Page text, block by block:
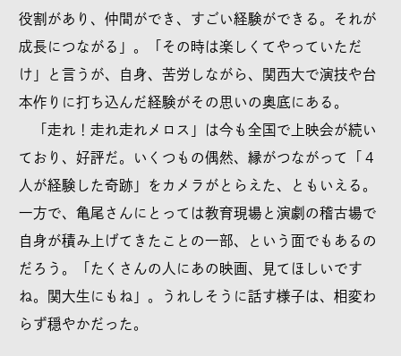
役割があり、仲間ができ、すごい経験ができる。それが
成長につながる」。「その時は楽しくてやっていただ
け」と言うが、自身、苦労しながら、関西大で演技や台
本作りに打ち込んだ経験がその思いの奥底にある。
「走れ！走れ走れメロス」は今も全国で上映会が続い
ており、好評だ。いくつもの偶然、縁がつながって「４
人が経験した奇跡」をカメラがとらえた、ともいえる。
一方で、亀尾さんにとっては教育現場と演劇の稽古場で
自身が積み上げてきたことの一部、という面でもあるの
だろう。「たくさんの人にあの映画、見てほしいです
ね。関大生にもね」。うれしそうに話す様子は、相変わ
らず穏やかだった。